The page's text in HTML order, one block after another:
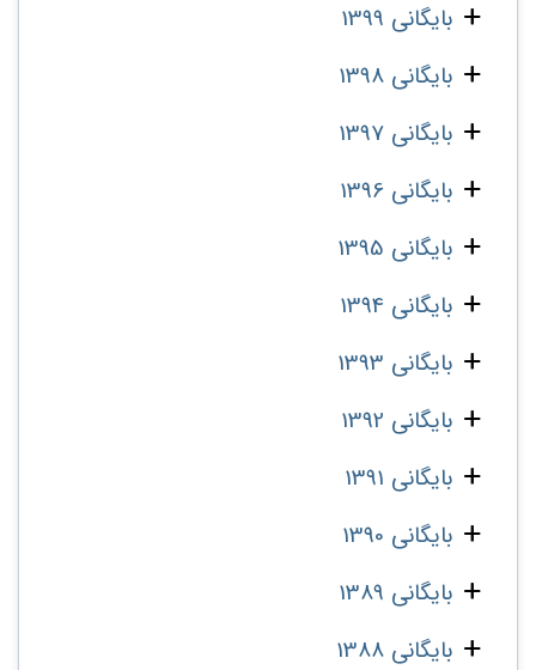
بایگانی 1399
بایگانی 1398
بایگانی 1397
بایگانی 1396
بایگانی 1395
بایگانی 1394
بایگانی 1393
بایگانی 1392
بایگانی 1391
بایگانی 1390
بایگانی 1389
بایگانی 1388